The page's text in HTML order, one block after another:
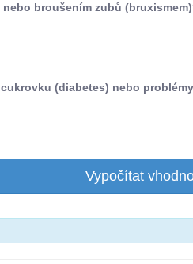
broušením zubů
(diabetes) nebo
Vypočítat